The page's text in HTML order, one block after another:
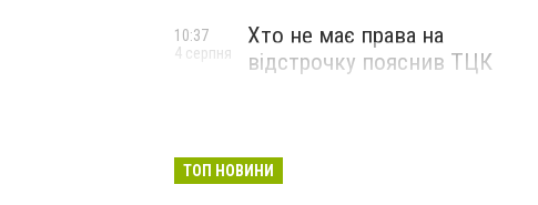
Хто не має права на
відстрочку пояснив ТЦК
10:37
4 серпня
ТОП НОВИНИ